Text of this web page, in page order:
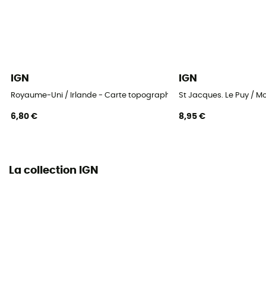
IGN
Royaume-Uni / Irlande - Carte topographique
6,80 €
IGN
St Jacques. Le Puy /
8,95 €
La collection IGN